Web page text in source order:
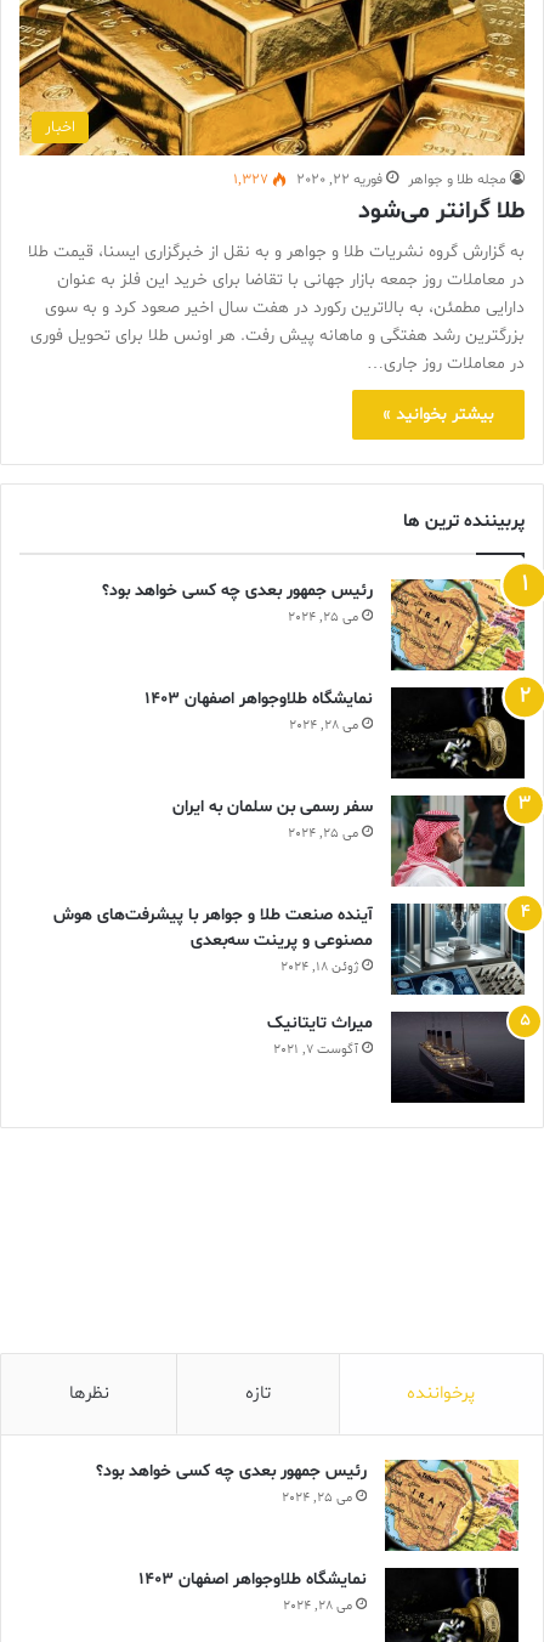
اخبار
مجله طلا و جواهر فوریه 22, 2020 1,327
طلا گرانتر می‌شود
به گزارش گروه نشریات طلا و جواهر و به نقل از خبرگزاری ایسنا، قیمت طلا
در معاملات روز جمعه بازار جهانی با تقاضا برای خرید این فلز به عنوان
دارایی مطمئن، به بالاترین رکورد در هفت سال اخیر صعود کرد و به سوی
بزرگترین رشد هفتگی و ماهانه پیش رفت. هر اونس طلا برای تحویل فوری
در معاملات روز جاری…
بیشتر بخوانید »
پربیننده ترین ها
رئیس جمهور بعدی چه کسی خواهد بود؟
می 25, 2024
نمایشگاه طلاوجواهر اصفهان 1403
می 28, 2024
سفر رسمی بن سلمان به ایران
می 25, 2024
آینده صنعت طلا و جواهر با پیشرفت‌های هوش
مصنوعی و پرینت سه‌بعدی
ژوئن 18, 2024
ميراث تايتانيک
آگوست 7, 2021
پرخواننده تازه نظرها
رئیس جمهور بعدی چه کسی خواهد بود؟
می 25, 2024
نمایشگاه طلاوجواهر اصفهان 1403
می 28, 2024